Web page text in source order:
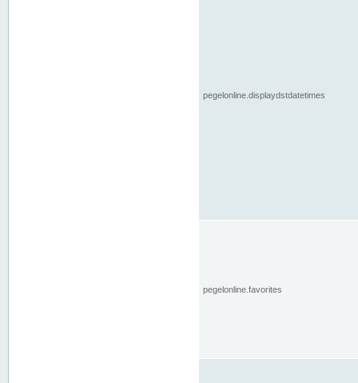
pegelonline.displaydstdatetimes
pegelonline.favorites